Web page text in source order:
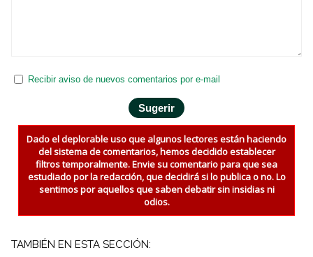
Recibir aviso de nuevos comentarios por e-mail
Dado el deplorable uso que algunos lectores están haciendo
del sistema de comentarios, hemos decidido establecer
filtros temporalmente. Envie su comentario para que sea
estudiado por la redacción, que decidirá si lo publica o no. Lo
sentimos por aquellos que saben debatir sin insidias ni
odios.
TAMBIÉN EN ESTA SECCIÓN: